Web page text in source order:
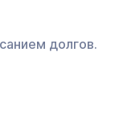
долгов.